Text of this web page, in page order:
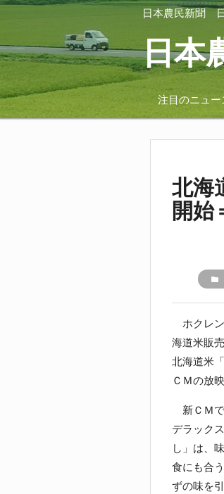
日本農民新聞
日本
注目のニュー
北海
開始
folder
ホクレ
海道米販
北海道米
ＣＭの放
新ＣＭで
デラック
し」は、
食にも合
ずの味を